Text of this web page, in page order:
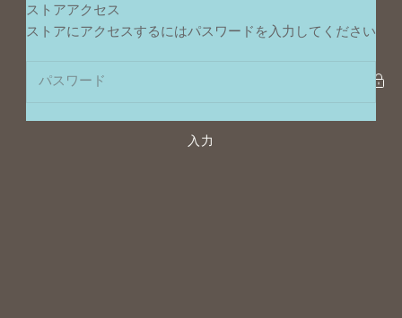
コンテンツへスキップ
ストアアクセス
ストアにアクセスするにはパスワードを入力してください
入力